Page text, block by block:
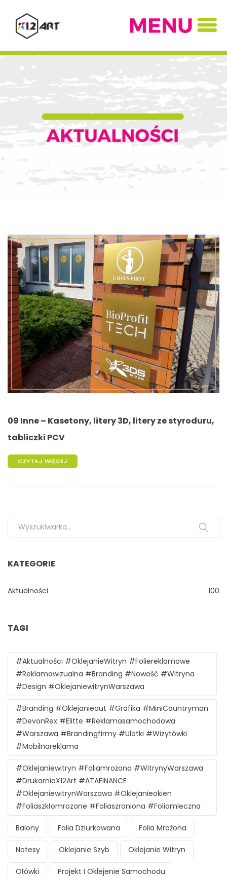
09 Inne – Kasetony, litery 3D, litery ze styroduru,
tabliczki PCV
CZYTAJ WIĘCEJ
Search for:
KATEGORIE
Aktualności 100
TAGI
#aktualności #oklejanieWitryn #foliereklamowe
#reklamawizualna #branding #nowość #witryna
#design #oklejaniewitrynWarszawa
#branding #oklejanieaut #grafika #MiniCountryman
#DevonRex #Elitte #reklamasamochodowa
#Warszawa #brandingfirmy #ulotki #wizytówki
#mobilnareklama
#oklejaniewitryn #foliamrożona #witrynyWarszawa
#DrukarniaX12Art #ATAFINANCE
#oklejaniewitrynWarszawa #oklejanieokien
#foliaszkłomrozone #foliaszroniona #foliamleczna
Balony Folia Dziurkowana Folia Mrożona
Notesy Oklejanie Szyb Oklejanie Witryn
Ołówki Projekt I Oklejenie Samochodu